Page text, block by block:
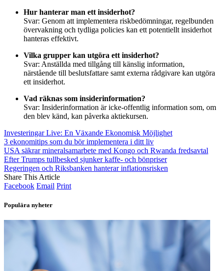
Hur hanterar man ett insiderhot?
Svar: Genom att implementera riskbedömningar, regelbunden
övervakning och tydliga policies kan ett potentiellt insiderhot
hanteras effektivt.
Vilka grupper kan utgöra ett insiderhot?
Svar: Anställda med tillgång till känslig information,
närstående till beslutsfattare samt externa rådgivare kan utgöra
ett insiderhot.
Vad räknas som insiderinformation?
Svar: Insiderinformation är icke-offentlig information som, om
den blev känd, kan påverka aktiekursen.
Investeringar Live: En Växande Ekonomisk Möjlighet
3 ekonomitips som du bör implementera i ditt liv
USA säkrar mineralsamarbete med Kongo och Rwanda fredsavtal
Efter Trumps tullbesked sjunker kaffe- och bönpriser
Regeringen och Riksbanken hanterar inflationsrisken
Share This Article
Facebook Email Print
Populära nyheter